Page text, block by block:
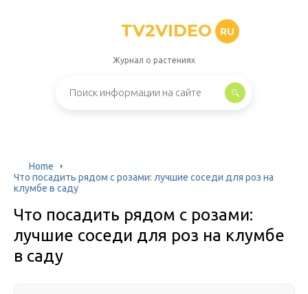
TV2VIDEO RU
Журнал о растениях
Home
Что посадить рядом с розами: лучшие соседи для роз на
клумбе в саду
Что посадить рядом с розами:
лучшие соседи для роз на клумбе
в саду